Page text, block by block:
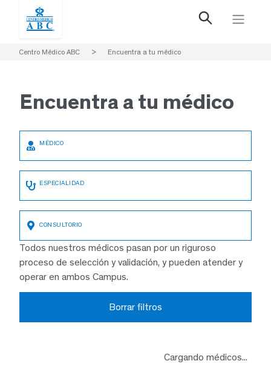
Centro Médico ABC > Encuentra a tu médico
Encuentra a tu médico
Todos nuestros médicos pasan por un riguroso
proceso de selección y validación, y pueden atender y
operar en ambos Campus.
Borrar filtros
Cargando médicos...